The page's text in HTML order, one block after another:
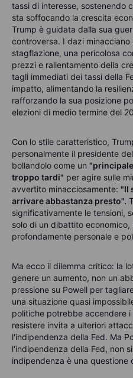
tassi di interesse, sostenendo
sta soffocando la crescita
Trump è guidata dalla sua
controversa. I dazi
stagflazione, una pericolosa
prezzi e rallentamento della
tagli immediati dei tassi della
impatto, alimentando la
rafforzando la sua posizione
elezioni di medio termine del
Con lo stile caratteristico,
personalmente il presidente
bollandolo come un
troppo tardi" per agire sulle
avvertito minacciosamente: "Il
arrivare abbastanza presto".
significativamente le tensioni,
solo di un dibattito
profondamente personale e
Ma ecco il dilemma critico: la
genere un aumento, non un
pressione su Powell per
una situazione quasi
politiche potrebbe accendere
resistere invita a ulteriori
l'indipendenza della Fed. Ma
l'indipendenza della Fed, non
indipendenza è una questione